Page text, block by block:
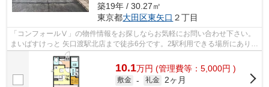
築19年 / 30.27㎡
東京都大田区東矢口 ２丁目
「コンフォールⅤ」の物件情報をお探しならお気軽にお問い合わせ下さい。
まいばすけっと 矢口渡駅北店まで徒歩6分です。2駅利用できる場所にあり、
アクセスが便利です。徒歩4分で駅にア...
10.1万円 (管理費等：5,000円 )
敷金 - 礼金 2ヶ月